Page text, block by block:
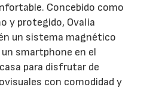
Concebido como
y protegido, Ovalia
un sistema magnético
smartphone en el
para disfrutar de
con comodidad y